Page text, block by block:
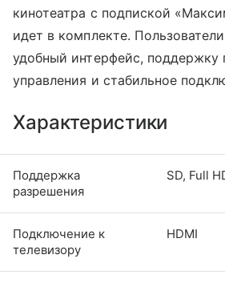
кинотеатра с подпиской
идет в комплекте.
удобный интерфейс, поддержку
управления и стабильное
Характеристики
Поддержка
разрешения
SD, Full
Подключение к
телевизору
HDMI